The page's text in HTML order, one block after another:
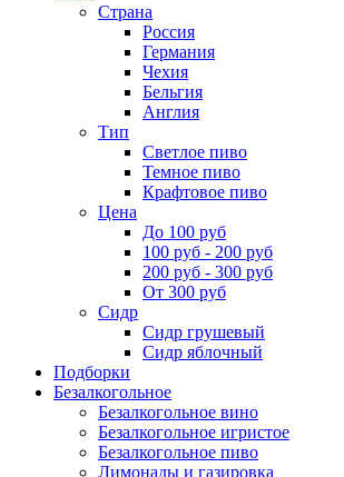
Страна
Россия
Германия
Чехия
Бельгия
Англия
Тип
Светлое пиво
Темное пиво
Крафтовое пиво
Цена
До 100 руб
100 руб - 200 руб
200 руб - 300 руб
От 300 руб
Сидр
Сидр грушевый
Сидр яблочный
Подборки
Безалкогольное
Безалкогольное вино
Безалкогольное игристое
Безалкогольное пиво
Лимонады и газировка